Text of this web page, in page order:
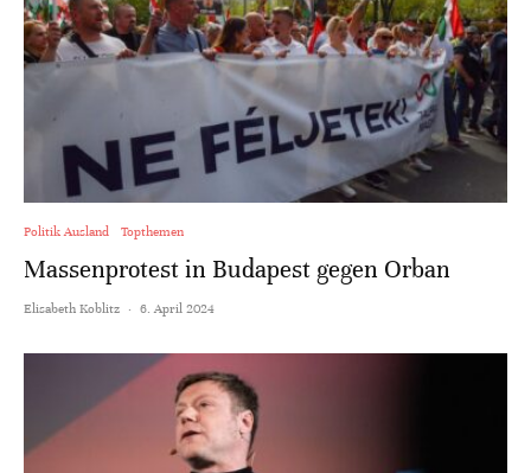
Politik Ausland Topthemen
Massenprotest in Budapest gegen Orban
Elisabeth Koblitz · 6. April 2024